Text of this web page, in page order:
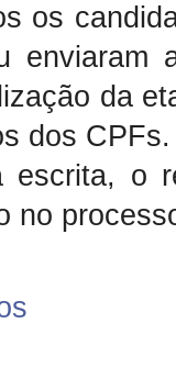
os
enviaram
da
dos
escrita, o
no